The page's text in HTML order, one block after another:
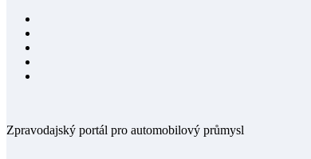
Zpravodajský portál pro automobilový průmysl